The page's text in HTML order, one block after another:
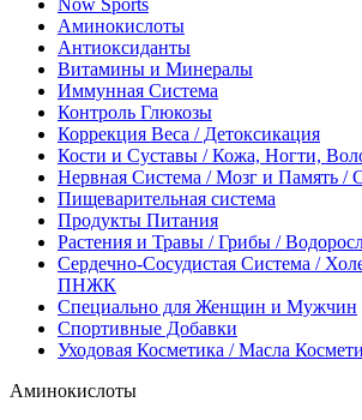
Now Sports
Аминокислоты
Антиоксиданты
Витамины и Минералы
Иммунная Система
Контроль Глюкозы
Коррекция Веса / Детоксикация
Кости и Суставы / Кожа, Ногти,
Нервная Система / Мозг и Память /
Пищеварительная система
Продукты Питания
Растения и Травы / Грибы /
Сердечно-Сосудистая Система /
ПНЖК
Специально для Женщин и Мужчин
Спортивные Добавки
Уходовая Косметика / Масла
Аминокислоты